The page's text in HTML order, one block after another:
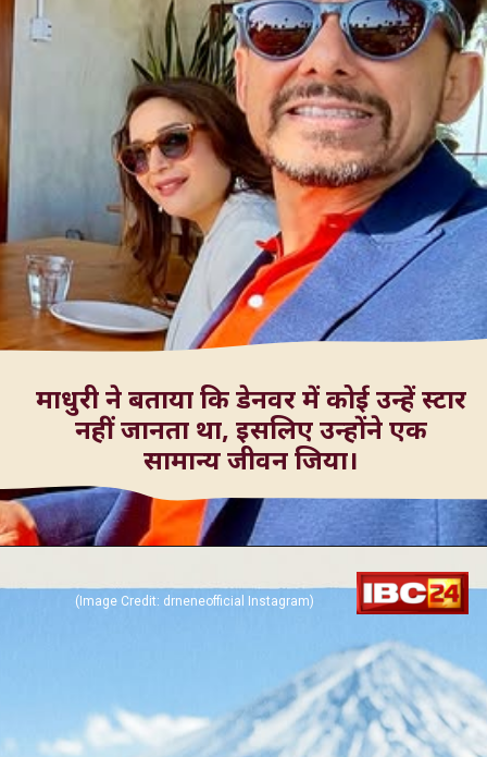
माधुरी ने बताया कि डेनवर में कोई उन्हें स्टार
नहीं जानता था, इसलिए उन्होंने एक
(Image Credit: drneneofficial Instagram)